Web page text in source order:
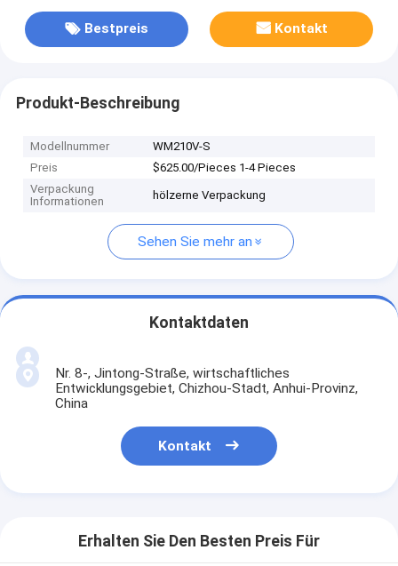
Bestpreis Kontakt
Produkt-Beschreibung
Modellnummer
WM210V-S
Preis
$625.00/Pieces 1-4 Pieces
Verpackung
Informationen
hölzerne Verpackung
Sehen Sie mehr an
Kontaktdaten
Nr. 8-, Jintong-Straße, wirtschaftliches
Entwicklungsgebiet, Chizhou-Stadt, Anhui-Provinz,
China
Kontakt
Erhalten Sie Den Besten Preis Für